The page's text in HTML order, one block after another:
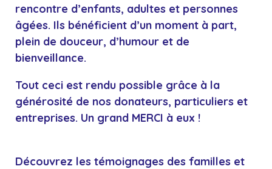
rencontre d’enfants, adultes et personnes
âgées. Ils bénéficient d’un moment à part,
plein de douceur, d’humour et de
bienveillance.
Tout ceci est rendu possible grâce à la
générosité de nos donateurs, particuliers et
entreprises. Un grand MERCI à eux !
Découvrez les témoignages des familles et